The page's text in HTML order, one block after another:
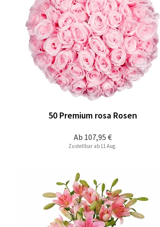
Ab 107,95 €
50 Premium rosa Rosen
Zustellbar ab 11 Aug.